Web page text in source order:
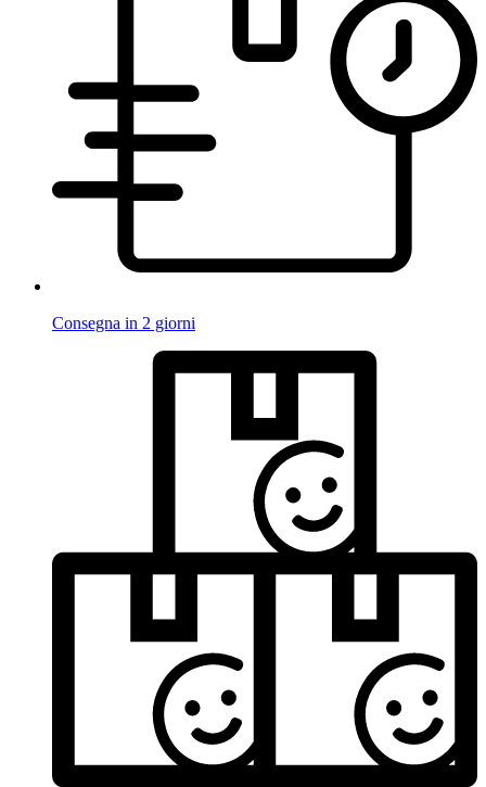
Consegna in 2 giorni